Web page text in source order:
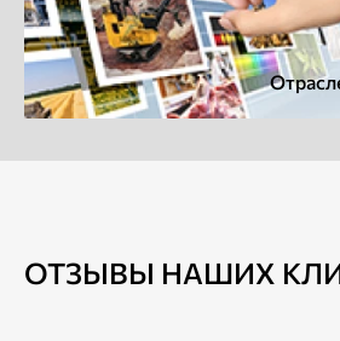
ОТЗЫВЫ НАШИХ